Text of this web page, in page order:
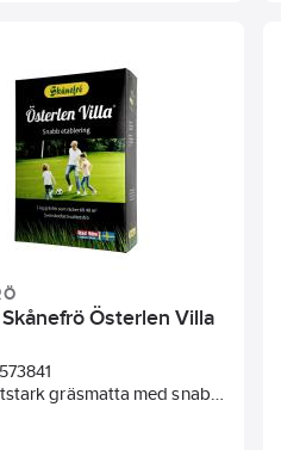
Österlen Villa
gräsmatta med snabb
Ger en robust, vacker och
med mycket god